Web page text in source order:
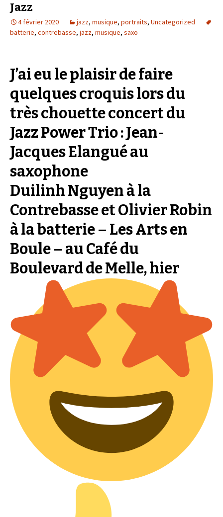
Jazz
4 février 2020 jazz, musique, portraits, Uncategorized
batterie, contrebasse, jazz, musique, saxo
J’ai eu le plaisir de faire
quelques croquis lors du
très chouette concert du
Jazz Power Trio : Jean-
Jacques Elangué au
saxophone
Duilinh Nguyen à la
Contrebasse et Olivier Robin
à la batterie – Les Arts en
Boule – au Café du
Boulevard de Melle, hier